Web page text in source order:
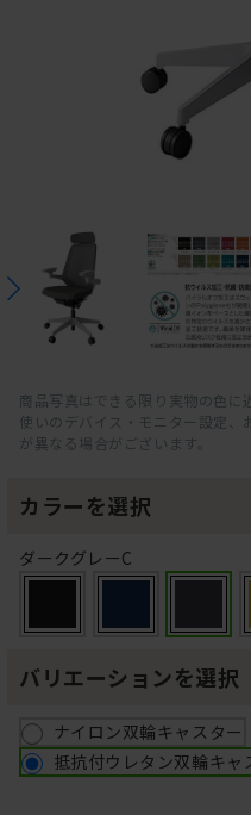
商品写真はできる限り実物の色に
使いのデバイス・モニター設定
が異なる場合がございます。
カラーを選択
ダークグレーC
バリエーションを選択
ナイロン双輪キャスター
抵抗付ウレタン双輪キャ